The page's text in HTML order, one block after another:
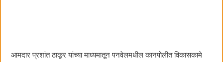
आमदार प्रशांत ठाकूर यांच्या माध्यमातून पनवेलमधील कानपोलीत विकासकामे